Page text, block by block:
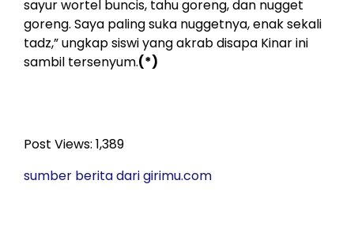
sayur wortel buncis, tahu goreng, dan nugget
goreng. Saya paling suka nuggetnya, enak sekali
tadz,” ungkap siswi yang akrab disapa Kinar ini
sambil tersenyum.(*)
Post Views: 1,389
sumber berita dari girimu.com